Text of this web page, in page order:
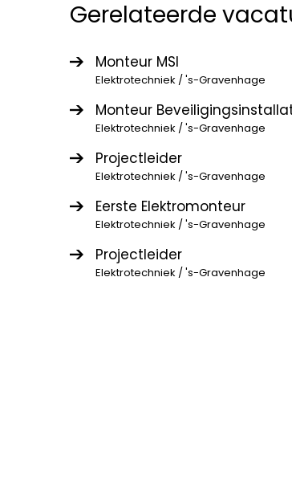
Gerelateerde
Monteur MSI
Elektrotechniek / 's-Gravenhage
Monteur
Elektrotechniek / 's-Gravenhage
Projectleider
Elektrotechniek / 's-Gravenhage
Eerste Elektromonteur
Elektrotechniek / 's-Gravenhage
Projectleider
Elektrotechniek / 's-Gravenhage